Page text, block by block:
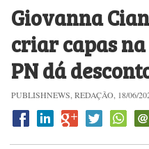
Giovanna
criar capas
PN dá
PUBLISHNEWS, REDAÇÃO, 18/06/